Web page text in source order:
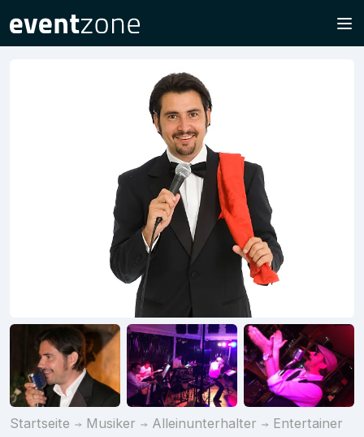
Startseite Musiker Alleinunterhalter
Entertainer